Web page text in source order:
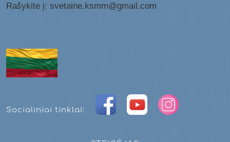
Rašykite į: svetaine.ksmm@gmail.com
Socialiniai tinklai: